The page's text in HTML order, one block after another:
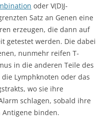
oder V(D)J-
Satz an Genen eine
erzeugen, die dann auf
getestet werden. Die dabei
nunmehr reifen T-
in die anderen Teile des
Lymphknoten oder das
wo sie ihre
schlagen, sobald ihre
Antigene binden.